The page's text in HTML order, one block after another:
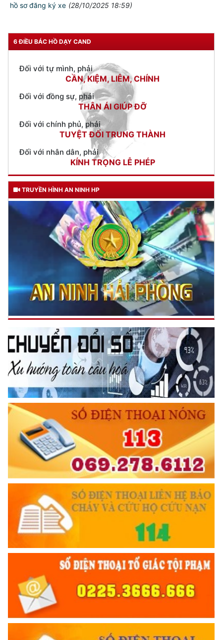
hồ sơ đăng ký xe (28/10/2025 18:59)
6 ĐIỀU BÁC HỒ DẠY CAND
NGƯỜI CÔNG AN CÁCH MỆNH LÀ:
Đối với tự mình, phải
CẦN, KIỆM, LIÊM, CHÍNH
THÂN ÁI GIÚP ĐỠ
Đối với chính phủ, phải
TUYỆT ĐỐI TRUNG THÀNH
Đối với nhân dân, phải
KÍNH TRỌNG LỄ PHÉP
Đối với công việc, phải
TẬN TỤY
CƯƠNG QUYẾT, KHÔN KHÉO
Trích thư Chủ tịch Hồ Chí Minh
gửi Công an Khu XII,
ngày 11 tháng 3 năm 1948.
TRUYỀN HÌNH AN NINH HP